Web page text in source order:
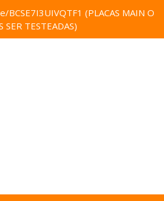
BCSE7I3UIVQTF1 (PLACAS MAIN O
TESTEADAS)